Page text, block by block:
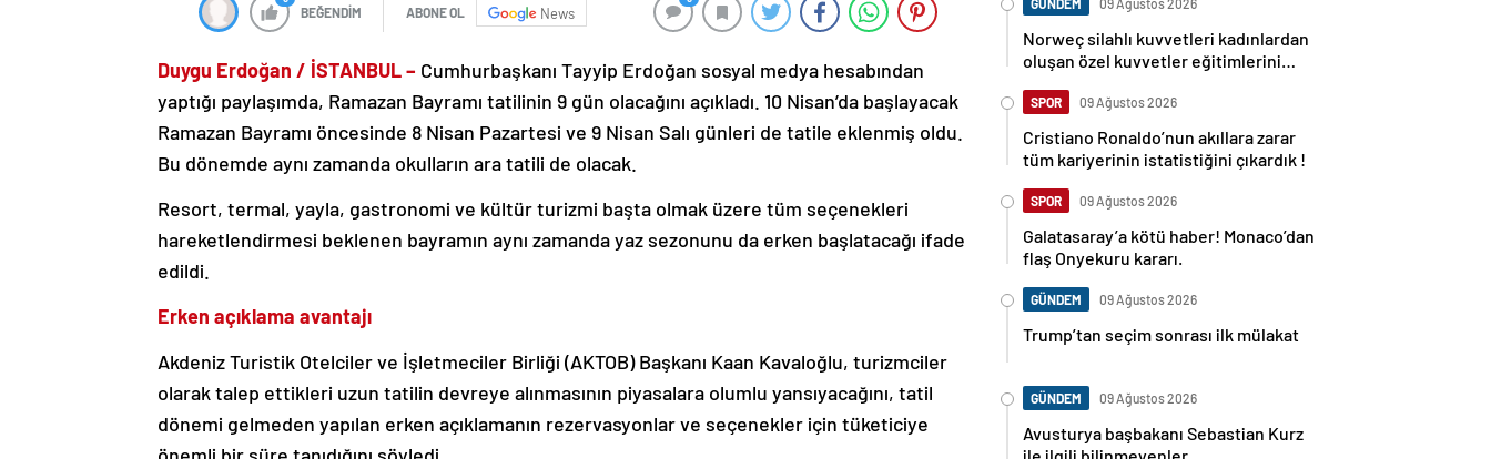
BEĞENDİM ABONE OL News
Duygu Erdoğan / İSTANBUL – Cumhurbaşkanı Tayyip Erdoğan sosyal medya hesabından
yaptığı paylaşımda, Ramazan Bayramı tatilinin 9 gün olacağını açıkladı. 10 Nisan’da başlayacak
Ramazan Bayramı öncesinde 8 Nisan Pazartesi ve 9 Nisan Salı günleri de tatile eklenmiş oldu.
Bu dönemde aynı zamanda okulların ara tatili de olacak.
Resort, termal, yayla, gastronomi ve kültür turizmi başta olmak üzere tüm seçenekleri
hareketlendirmesi beklenen bayramın aynı zamanda yaz sezonunu da erken başlatacağı ifade
edildi.
Erken açıklama avantajı
Akdeniz Turistik Otelciler ve İşletmeciler Birliği (AKTOB) Başkanı Kaan Kavaloğlu, turizmciler
olarak talep ettikleri uzun tatilin devreye alınmasının piyasalara olumlu yansıyacağını, tatil
dönemi gelmeden yapılan erken açıklamanın rezervasyonlar ve seçenekler için tüketiciye
GÜNDEM 09 Ağustos 2026
Norweç silahlı kuvvetleri kadınlardan
oluşan özel kuvvetler eğitimlerini
SPOR 09 Ağustos 2026
Cristiano Ronaldo’nun akıllara zarar
tüm kariyerinin istatistiğini çıkardık !
SPOR 09 Ağustos 2026
Galatasaray’a kötü haber! Monaco’dan
flaş Onyekuru kararı.
GÜNDEM 09 Ağustos 2026
Trump’tan seçim sonrası ilk mülakat
GÜNDEM 09 Ağustos 2026
Avusturya başbakanı Sebastian Kurz